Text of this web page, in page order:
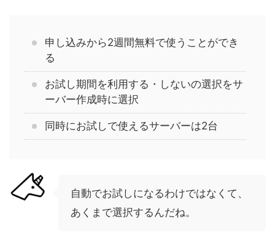
申し込みから2週間無料で使うことができ
る
お試し期間を利用する・しないの選択をサ
ーバー作成時に選択
同時にお試しで使えるサーバーは2台
自動でお試しになるわけではなくて、
あくまで選択するんだね。